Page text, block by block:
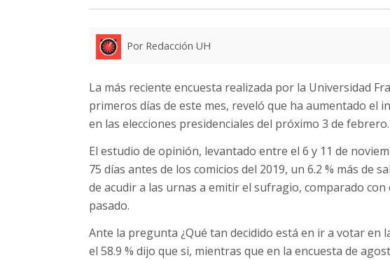
Por Redacción UH
La más reciente encuesta realizada por la Universidad
primeros días de este mes, reveló que ha aumentado el
en las elecciones presidenciales del próximo 3 de febrero.
El estudio de opinión, levantado entre el 6 y 11 de
75 días antes de los comicios del 2019, un 6.2 % más de
de acudir a las urnas a emitir el sufragio, comparado
pasado.
Ante la pregunta ¿Qué tan decidido está en ir a votar en
el 58.9 % dijo que si, mientras que en la encuesta de